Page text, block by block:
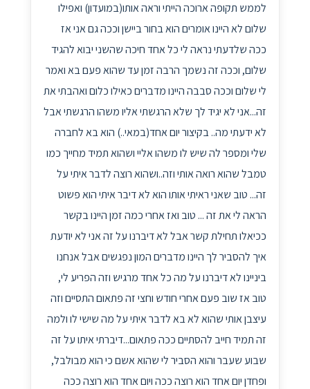
לממש תקופה ארוכה הייתי וראה אותו(במועדון) ואפילו
שלום לא היינו אומרים הוא בחור ביישן וככה גם אני אז
ככה שלדעתי נראה לי כל אחד חיכה שהשני יבוא להגיד
שלום, וככה זה נשמך הרבה זמן עד שהוא פעם בא ואמר
לי שלום וככה סבבה היינו מדברים כאילו כלום ואהבתי את
זה...אני לא יגיד לך שלא הרגשתי אליו משהו הרגשתי אבל
לא ידעתי מה.. בקיצור יום אחד(במאי..) הוא בא לחברה
שלי ומספר לה שיש לו משהו אליי ושהוא תמיד מחייך כמו
טמבל שהוא רואה אותי וזה..ושהוא רוצה לדבר איתי על
זה... טוב שאני ראיתי אותו הוא לא דיבר איתי הוא פשוט
הראה לי את זה ... טוב ואז אחרי כמה זמן היינו בקשר
ככיאלו תחילת קשר אבל לא דיברנו על זה אני לא יודעת
איך להסביר לך היינו מדברים המון נפגשים אבל אנחנו
ביניינו לא דיברנו על מה כל אחד מרגיש וזה הפריע לי,
טוב אז שוב פעם אחרי חודש וחצי זה פתאום התסיים וזה
עיצבן אותי שהוא לא בא לדבר איתי על מה שישי לו ולמה
זה תמיד חייב להסתיים ככה פתאום...דיברתי איתו על זה
שבוע שעבר והוא הסביר לי שהוא אשם כי הוא מבולבל,
ופחדן יום אחד הוא רוצה ככה ויום אחד הוא רוצה ככה